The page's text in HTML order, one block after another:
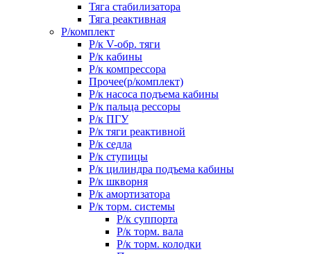
Тяга стабилизатора
Тяга реактивная
Р/комплект
Р/к V-обр. тяги
Р/к кабины
Р/к компрессора
Прочее(р/комплект)
Р/к насоса подъема кабины
Р/к пальца рессоры
Р/к ПГУ
Р/к тяги реактивной
Р/к седла
Р/к ступицы
Р/к цилиндра подъема кабины
Р/к шкворня
Р/к амортизатора
Р/к торм. системы
Р/к суппорта
Р/к торм. вала
Р/к торм. колодки